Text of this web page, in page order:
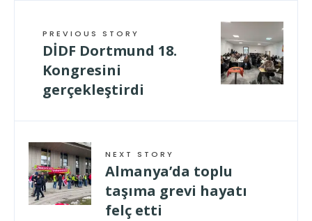
PREVIOUS STORY
DİDF Dortmund 18.
Kongresini
gerçekleştirdi
NEXT STORY
Almanya’da toplu
taşıma grevi hayatı
felç etti